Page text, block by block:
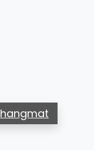
hangmat